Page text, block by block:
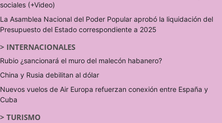
sociales (+Video)
La Asamblea Nacional del Poder Popular aprobó la liquidación del
Presupuesto del Estado correspondiente a 2025
> INTERNACIONALES
Rubio ¿sancionará el muro del malecón habanero?
China y Rusia debilitan al dólar
Nuevos vuelos de Air Europa refuerzan conexión entre España y
Cuba
> TURISMO